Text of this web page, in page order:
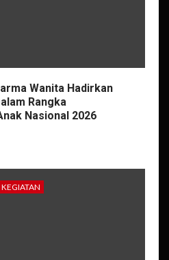
Wanita Hadirkan
Rangka
Nasional 2026
KEGIATAN